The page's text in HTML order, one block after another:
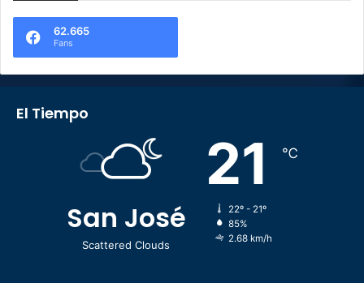
62.665
Fans
El Tiempo
San José
Scattered Clouds
21 ℃
22º - 21º
85%
2.68 km/h